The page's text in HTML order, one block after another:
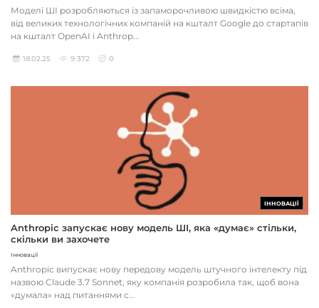
Моделі ШІ розробляються із запаморочливою швидкістю всіма,
від великих технологічних компаній на кшталт Google до стартапів
на кшталт OpenAI і Anthrop...
18.02.25 9 372 0
ІННОВАЦІЇ
Anthropic запускає нову модель ШІ, яка «думає» стільки,
скільки ви захочете
Інновації
Anthropic випускає нову передову модель штучного інтелекту під
назвою Claude 3.7 Sonnet, яку компанія розробила так, щоб вона
«думала» над питаннями с...